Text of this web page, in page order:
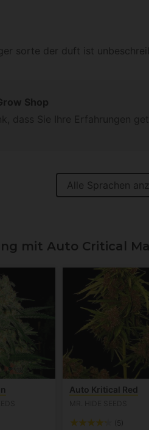
sorte der duft ist
Shop
Alle Sprachen
mit Auto Critical
Auto Kritical Red
(5)